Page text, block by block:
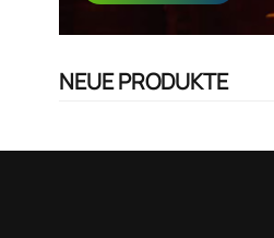
NEUE PRODUKTE